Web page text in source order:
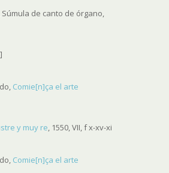
Súmula de canto de órgano,
Comie[n]ça el arte
y muy re, 1550, VII, f x-xv-xi
Comie[n]ça el arte